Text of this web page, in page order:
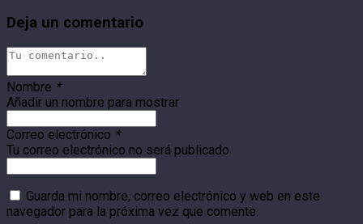
Deja un comentario
Nombre *
Añadir un nombre para mostrar
Correo electrónico *
Tu correo electrónico no será publicado
Guarda mi nombre, correo electrónico y web en este
navegador para la próxima vez que comente.